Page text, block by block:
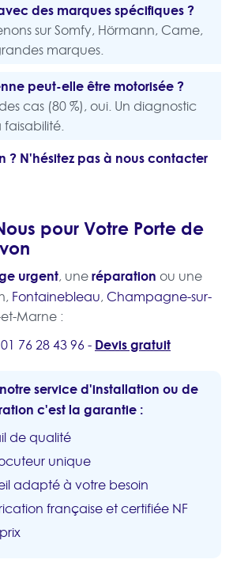
des marques spécifiques ?
sur Somfy, Hörmann, Came,
marques.
peut-elle être motorisée ?
cas (80 %), oui. Un diagnostic
? N'hésitez pas à nous contacter
pour Votre Porte de
urgent, uneréparation ou une
Fontainebleau, Champagne-sur-
Marne :
01 76 28 43 96- Devis gratuit
service d'installation ou de
c'est la garantie :
de qualité
unique
adapté à votre besoin
française et certifiée NF